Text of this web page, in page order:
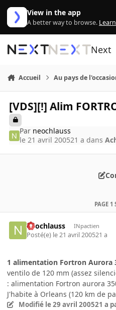
Aller au contenu
View in the app
A better way to browse.
Next
Accueil Au pays de
[VDS][!] Alim
Par neochlauss
le 21 avril 200521 a dans
PAGE 1
neochlauss INpactien
Posté(e) le 21 avril 200521 a
1 alimentation Fortron Aurora
ventilo de 120 mm (assez
: alimentation Fortron aurora
J'habite à Orleans (120 km de
Modifié le 29 avril 200521 a